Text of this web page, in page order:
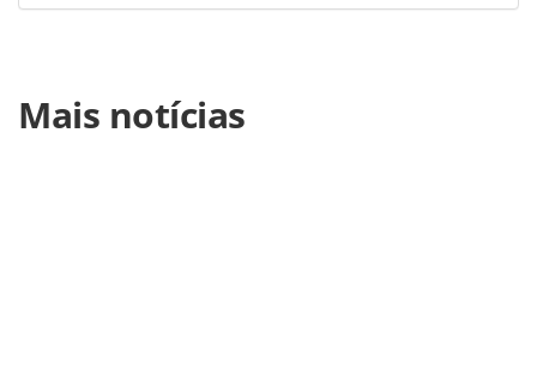
https://www.panrotas.com.br/noticia-
turismo/hotelaria/2016/07/pestana-vintage-porto-cria-o-
Mais notícias